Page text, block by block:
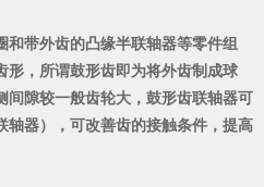
和带外齿的凸缘半联轴器等零件组
形，所谓鼓形齿即为将外齿制成球
间隙较一般齿轮大，鼓形齿联轴器可
轴器），可改善齿的接触条件，提高